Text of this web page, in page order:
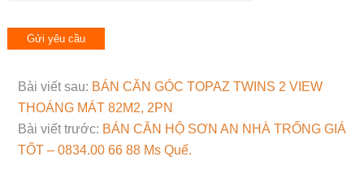
Bài viết sau: BÁN CĂN GÓC TOPAZ TWINS 2 VIEW
THOÁNG MÁT 82M2, 2PN
Bài viết trước: BÁN CĂN HỘ SƠN AN NHÀ TRỐNG GIÁ
TỐT – 0834.00 66 88 Ms Quế.